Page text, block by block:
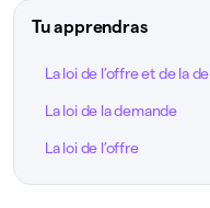
Tu apprendras
La loi de l’offre et de la
La loi de la demande
La loi de l’offre